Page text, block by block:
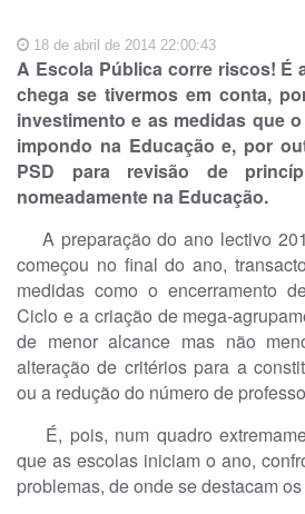
18 de abril de 2014 22:00:43
A Escola Pública corre riscos! É
chega se tivermos em conta,
investimento e as medidas que
impondo na Educação e, por
PSD para revisão de
nomeadamente na Educação.
A preparação do ano lectivo
começou no final do ano,
medidas como o encerramento
Ciclo e a criação de mega-
de menor alcance mas não
alteração de critérios para a
ou a redução do número de
É, pois, num quadro
que as escolas iniciam o ano,
problemas, de onde se destacam